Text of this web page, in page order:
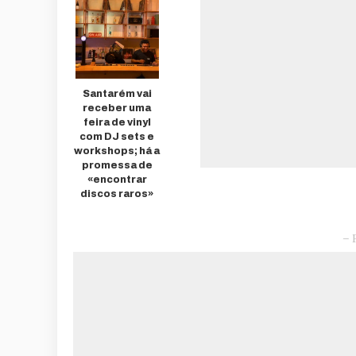
Santarém vai
receber uma
feira de vinyl
com DJ sets e
workshops; há a
promessa de
«encontrar
discos raros»
–